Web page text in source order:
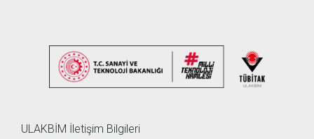
ULAKBİM İletişim Bilgileri